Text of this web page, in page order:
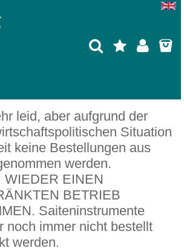
leid, aber aufgrund der
Situation
keine Bestellungen aus
werden.
EINEN
BETRIEB
Saiteninstrumente
noch immer nicht bestellt
werden.